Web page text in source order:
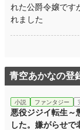
24h.ポイント
文字数 170,475
初回公開日時
初回完結日時
週間ポイント 56 pt
れた公爵令嬢です
れました
青空あかなの登
小説 ファンタジー
悪役ジジイ転生～
した。嫌がらせ